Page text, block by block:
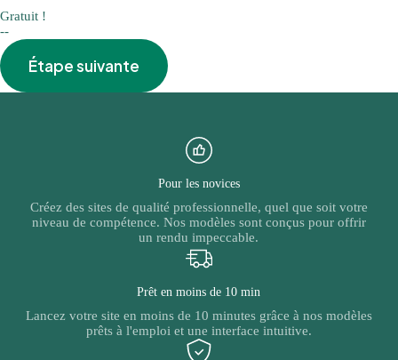
Gratuit !
--
Étape suivante
Pour les novices
Créez des sites de qualité professionnelle, quel que soit votre
niveau de compétence. Nos modèles sont conçus pour offrir
un rendu impeccable.
Prêt en moins de 10 min
Lancez votre site en moins de 10 minutes grâce à nos modèles
prêts à l'emploi et une interface intuitive.